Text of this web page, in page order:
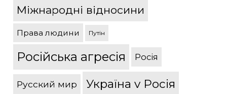
Міжнародні відносини
Права людини Путін
Російська агресія Росія
Русский мир Україна v Росія